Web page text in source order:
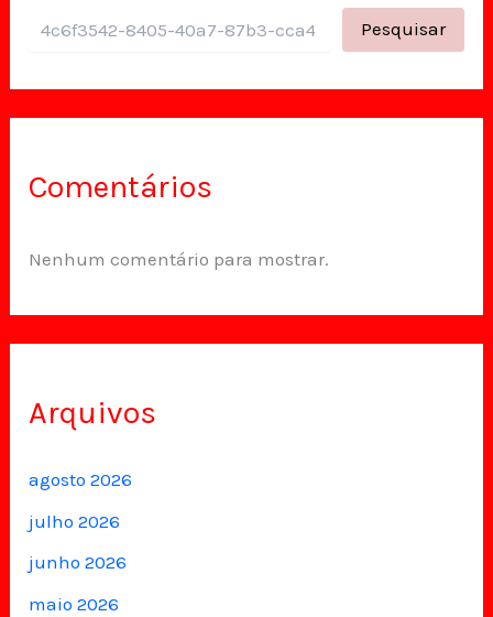
Pesquisar
Comentários
Nenhum comentário para mostrar.
Arquivos
agosto 2026
julho 2026
junho 2026
maio 2026